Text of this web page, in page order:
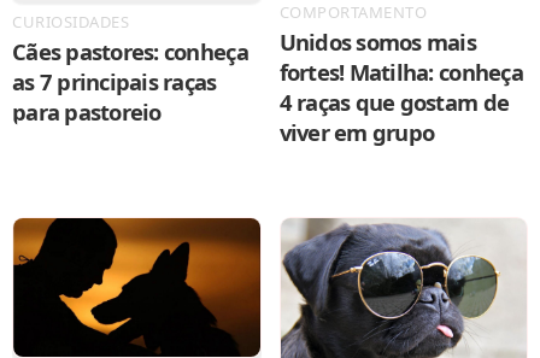
CURIOSIDADES
Cães pastores: conheça
as 7 principais raças
para pastoreio
COMPORTAMENTO
Unidos somos mais
fortes! Matilha: conheça
4 raças que gostam de
viver em grupo